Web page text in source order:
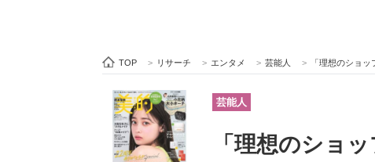
ビジネスと働き方のヒント
TOP > リサーチ > エンタメ > 芸能人 > 「理想のショッ
芸能人
「理想のショ